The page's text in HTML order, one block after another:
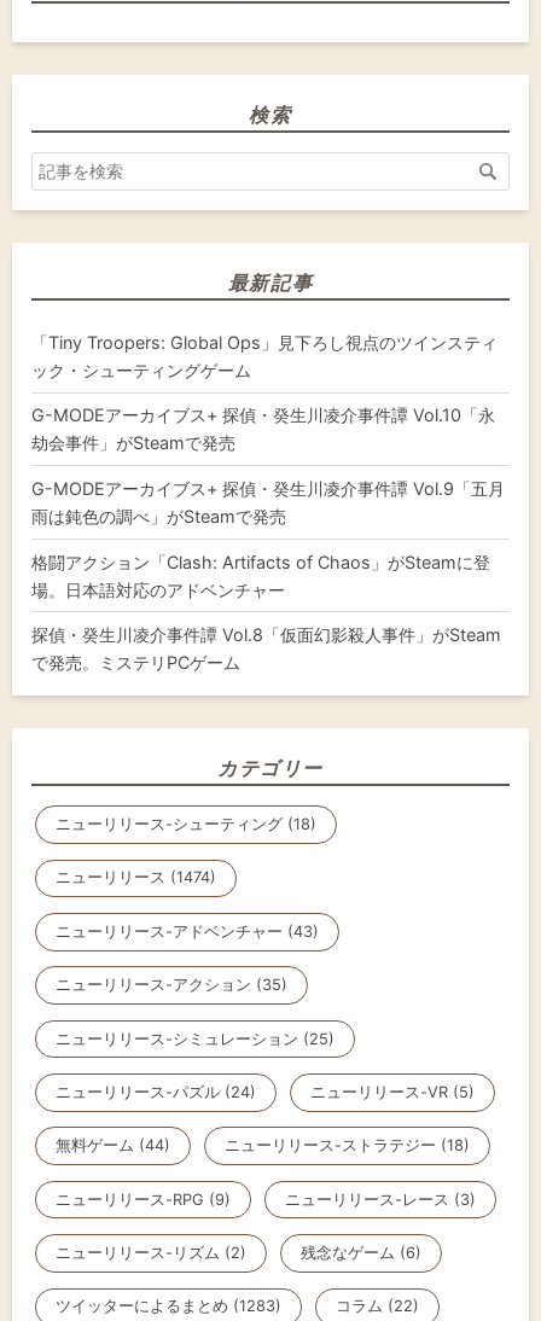
検索
最新記事
「Tiny Troopers: Global Ops」見下ろし視点のツインスティ
ック・シューティングゲーム
G-MODEアーカイブス+ 探偵・癸生川凌介事件譚 Vol.10「永
劫会事件」がSteamで発売
G-MODEアーカイブス+ 探偵・癸生川凌介事件譚 Vol.9「五月
雨は鈍色の調べ」がSteamで発売
格闘アクション「Clash: Artifacts of Chaos」がSteamに登
場。日本語対応のアドベンチャー
探偵・癸生川凌介事件譚 Vol.8「仮面幻影殺人事件」がSteam
で発売。ミステリPCゲーム
カテゴリー
ニューリリース-シューティング (18)
ニューリリース (1474)
ニューリリース-アドベンチャー (43)
ニューリリース-アクション (35)
ニューリリース-シミュレーション (25)
ニューリリース-パズル (24) ニューリリース-VR (5)
無料ゲーム (44) ニューリリース-ストラテジー (18)
ニューリリース-RPG (9) ニューリリース-レース (3)
ニューリリース-リズム (2) 残念なゲーム (6)
ツイッターによるまとめ (1283) コラム (22)